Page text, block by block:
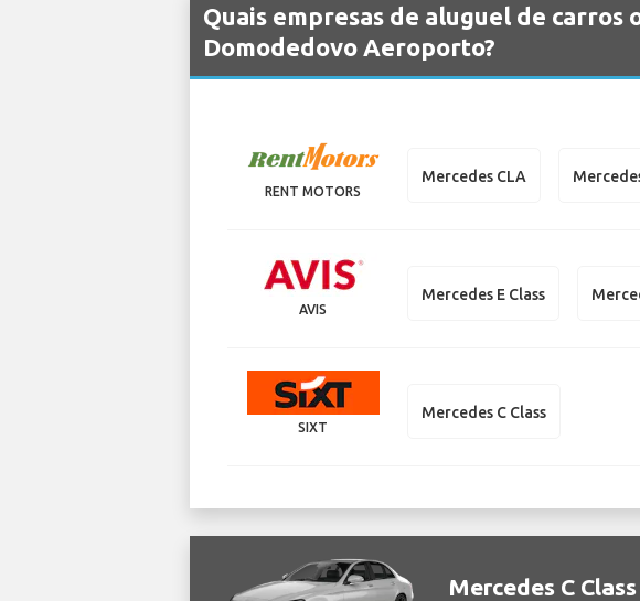
Quais empresas de aluguel de
Domodedovo Aeroporto?
RENT MOTORS
Mercedes CLA
AVIS
Mercedes E Class
SIXT
Mercedes C Class
Mercedes C